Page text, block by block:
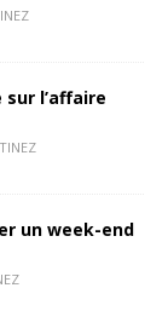
l’affaire
un week-end